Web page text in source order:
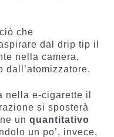
che
dal drip tip il
nella camera,
dall’atomizzatore.
nella e-cigarette il
si sposterà
un quantitativo
un po’, invece,